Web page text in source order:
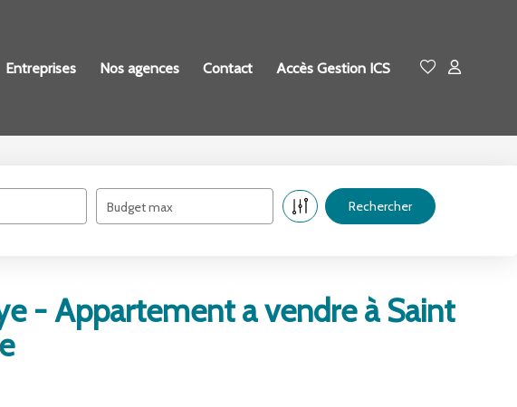
Entreprises Nos agences Contact Accès Gestion ICS
Budget max
- Appartement a vendre à Saint